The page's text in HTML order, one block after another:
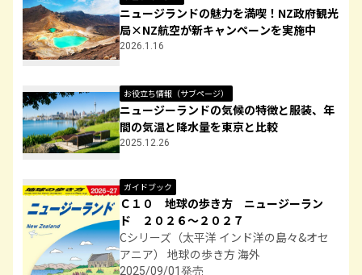
ニュージランドの魅力を満喫！NZ政府観光
局×NZ航空が新キャンペーンを実施中
2026.1.16
お役立ち情報（サブページ）
ニュージーランドの気候の特徴と服装、年
間の気温と降水量を東京と比較
2025.12.26
ガイドブック
Ｃ１０ 地球の歩き方 ニュージーラン
ド ２０２６～２０２７
Cシリーズ（太平洋 インド洋の島々&オセ
アニア） 地球の歩き方 海外
2025/09/01発売